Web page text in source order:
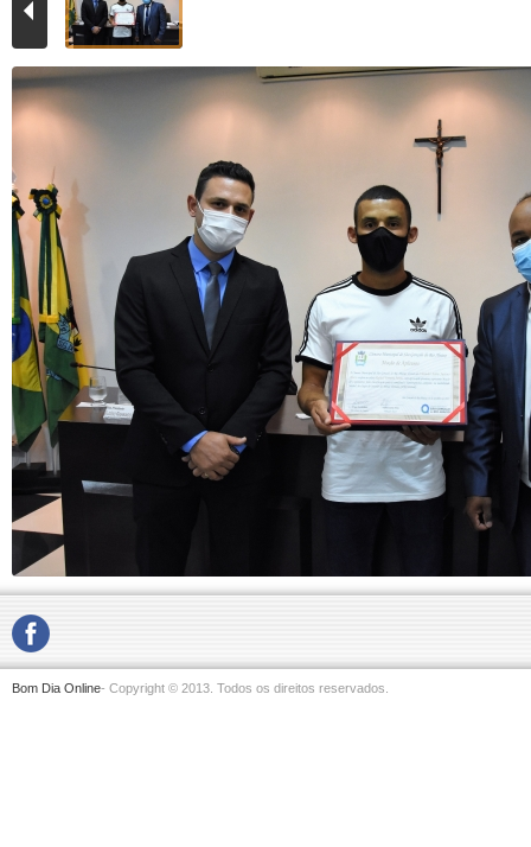
Bom Dia Online- Copyright © 2013. Todos os direitos reservados.